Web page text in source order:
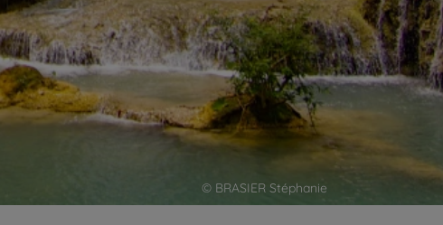
© BRASIER Stéphanie